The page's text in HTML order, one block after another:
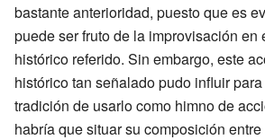
bastante anterioridad, puesto que es
puede ser fruto de la improvisación en
histórico referido. Sin embargo, este
histórico tan señalado pudo influir
tradición de usarlo como himno de
habría que situar su composición